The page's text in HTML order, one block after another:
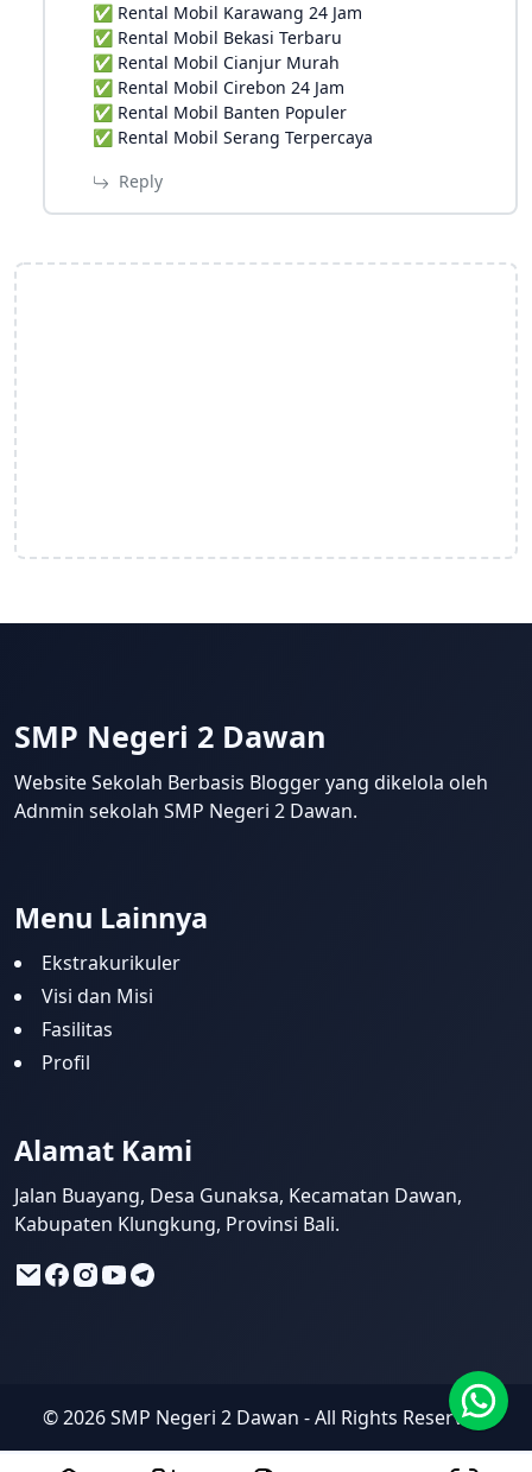
✅ Rental Mobil Karawang 24 Jam
✅ Rental Mobil Bekasi Terbaru
✅ Rental Mobil Cianjur Murah
✅ Rental Mobil Cirebon 24 Jam
✅ Rental Mobil Banten Populer
✅ Rental Mobil Serang Terpercaya
Reply
SMP Negeri 2 Dawan
Website Sekolah Berbasis Blogger yang dikelola oleh
Adnmin sekolah SMP Negeri 2 Dawan.
Menu Lainnya
Ekstrakurikuler
Visi dan Misi
Fasilitas
Profil
Alamat Kami
Jalan Buayang, Desa Gunaksa, Kecamatan Dawan,
Kabupaten Klungkung, Provinsi Bali.
©2026 SMP Negeri 2 Dawan - All Rights Reserved.